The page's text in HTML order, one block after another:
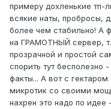
примеру дохленькие тп-
всякие наты, пробросы,
более чем стабильно! А
на ГРАМОТНЫЙ сервер,
прозрачной и простой
спорить тут бесполезно
факты... А вот с гектаром
микротик со своими
нахрен это надо по идее